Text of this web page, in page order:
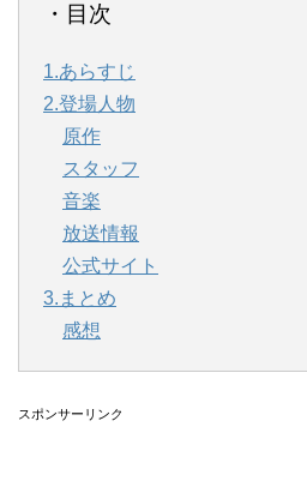
・目次
1.あらすじ
2.登場人物
原作
スタッフ
音楽
放送情報
公式サイト
3.まとめ
感想
スポンサーリンク